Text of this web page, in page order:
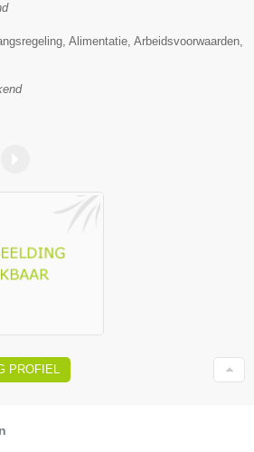
Alimentatie, Arbeidsvoorwaarden,
PROFIEL